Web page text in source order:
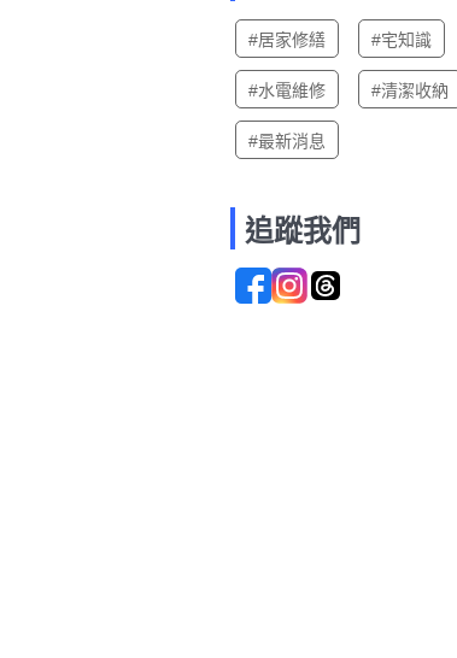
#居家修繕 #宅知識
#水電維修 #清潔收納
#最新消息
追蹤我們